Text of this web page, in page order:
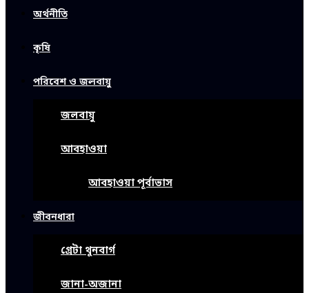
অর্থনীতি
কৃষি
পরিবেশ ও জলবায়ু
জলবায়ু
আবহাওয়া
আবহাওয়া পূর্বাভাস
জীবনধারা
গ্রেটা থুনবার্গ
জানা-অজানা